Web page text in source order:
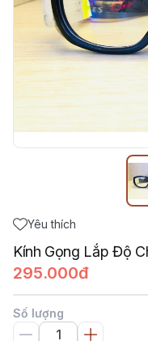
Yêu thích
Kính Gọng Lắp Độ
295.000đ
Số lượng